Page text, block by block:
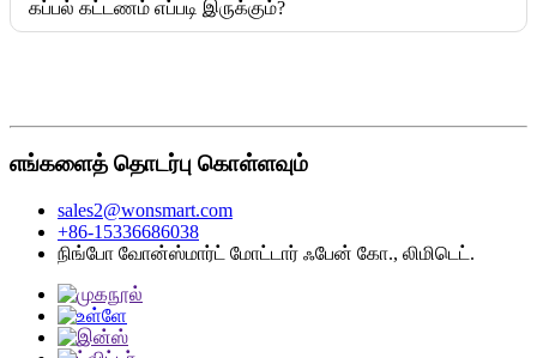
கப்பல் கட்டணம் எப்படி இருக்கும்?
எங்களைத் தொடர்பு கொள்ளவும்
sales2@wonsmart.com
+86-15336686038
நிங்போ வோன்ஸ்மார்ட் மோட்டார் ஃபேன் கோ., லிமிடெட்.